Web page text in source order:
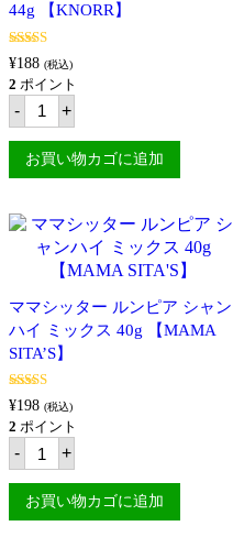
44g 【KNORR】
5段階中
4.91の評価
¥188 (税込)
2 ポイント
- ク
ノ
ー
ル
タ
ン
ド
ミ
ッ
ク
(シ
ニ
ガ
ン
ス
ー
プ
の
素)
+
お買い物カゴに追加
ママシッター ルンピア シャン
ハイ ミックス 40g 【MAMA
SITA’S】
5段階中5.00
の評価
¥198 (税込)
2 ポイント
- マ
マ
シ
ッ
タ
+
お買い物カゴに追加